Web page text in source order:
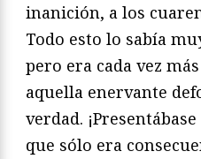
inanición, a los
Todo esto lo sabía
pero era cada vez
aquella enervante
verdad.
que sólo era